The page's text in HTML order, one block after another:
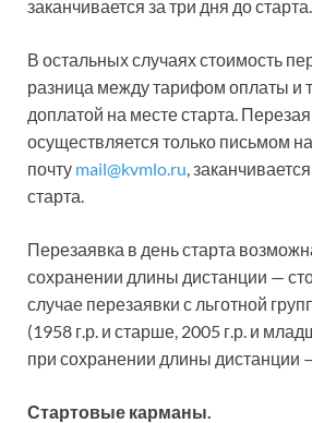
заканчивается за три дня до старта.
В остальных случаях стоимость
разница между тарифом оплаты и
доплатой на месте старта.
осуществляется только письмом
почту mail@kvmlo.ru ,
старта.
Перезаявка в день старта
сохранении длины дистанции —
случае перезаявки с льготной
(1958 г.р. и старше, 2005 г.р. и
при сохранении длины дистанции
Стартовые карманы.